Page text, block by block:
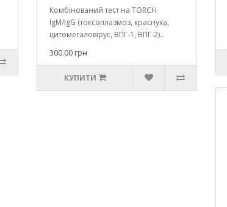
Комбінований тест на TORCH
IgM/IgG (токсоплазмоз, краснуха,
цитомегаловірус, ВПГ-1, ВПГ-2)..
300.00 грн
КУПИТИ